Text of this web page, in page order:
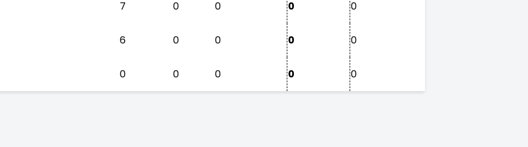
7 0 0 0 0
6 0 0 0 0
0 0 0 0 0